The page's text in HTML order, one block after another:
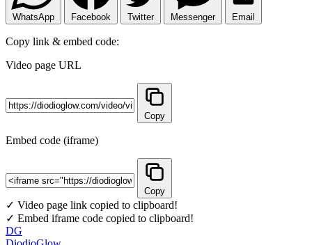
WhatsApp Facebook Twitter Messenger Email
Copy link & embed code:
Video page URL
Copy
Embed code (iframe)
Copy
✓ Video page link copied to clipboard!
✓ Embed iframe code copied to clipboard!
DG